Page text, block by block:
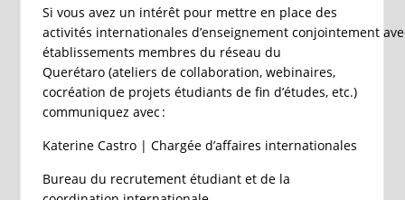
Si vous avez un intérêt pour mettre en place des
activités internationales d’enseignement conjointement
établissements membres du réseau du
Querétaro (ateliers de collaboration, webinaires,
cocréation de projets étudiants de fin d’études, etc.)
communiquez avec :
Katerine Castro | Chargée d’affaires internationales
Bureau du recrutement étudiant et de la